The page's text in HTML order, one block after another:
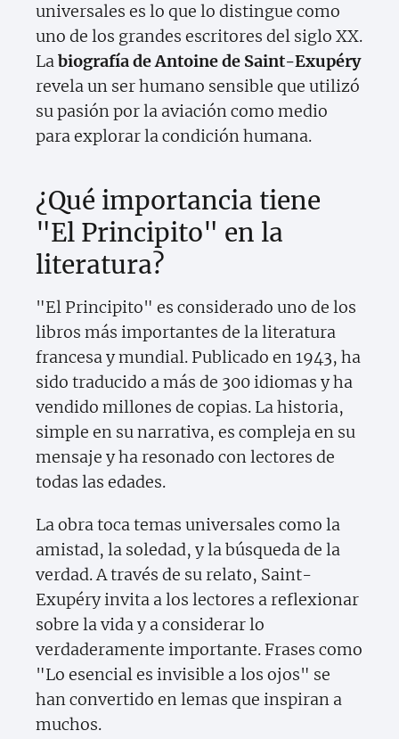
universales es lo que lo distingue como
uno de los grandes escritores del siglo XX.
Labiografía de Antoine de Saint-Exupéry
revela un ser humano sensible que utilizó
su pasión por la aviación como medio
para explorar la condición humana.
¿Qué importancia tiene
"El Principito" en la
literatura?
"El Principito" es considerado uno de los
libros más importantes de la literatura
francesa y mundial. Publicado en 1943, ha
sido traducido a más de 300 idiomas y ha
vendido millones de copias. La historia,
simple en su narrativa, es compleja en su
mensaje y ha resonado con lectores de
todas las edades.
La obra toca temas universales como la
amistad, la soledad, y la búsqueda de la
verdad. A través de su relato, Saint-
Exupéry invita a los lectores a reflexionar
sobre la vida y a considerar lo
verdaderamente importante. Frases como
"Lo esencial es invisible a los ojos" se
han convertido en lemas que inspiran a
muchos.